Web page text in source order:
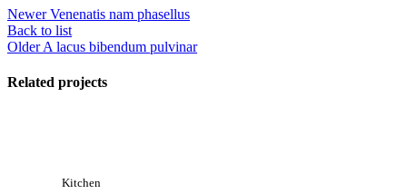
Newer Venenatis nam phasellus
Back to list
Older A lacus bibendum pulvinar
Related projects
Kitchen